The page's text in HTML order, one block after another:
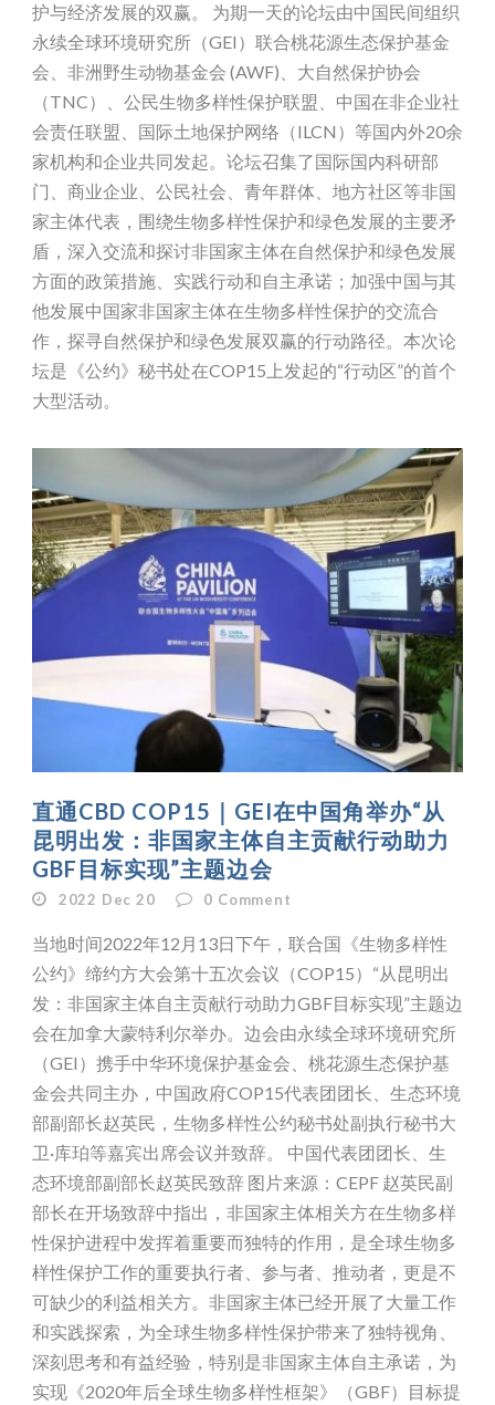
护与经济发展的双赢。 为期一天的论坛由中国民间组织
永续全球环境研究所（GEI）联合桃花源生态保护基金
会、非洲野生动物基金会 (AWF)、大自然保护协会
（TNC）、公民生物多样性保护联盟、中国在非企业社
会责任联盟、国际土地保护网络（ILCN）等国内外20余
家机构和企业共同发起。论坛召集了国际国内科研部
门、商业企业、公民社会、青年群体、地方社区等非国
家主体代表，围绕生物多样性保护和绿色发展的主要矛
盾，深入交流和探讨非国家主体在自然保护和绿色发展
方面的政策措施、实践行动和自主承诺；加强中国与其
他发展中国家非国家主体在生物多样性保护的交流合
作，探寻自然保护和绿色发展双赢的行动路径。本次论
坛是《公约》秘书处在COP15上发起的“行动区”的首个
大型活动。
直通CBD COP15｜GEI在中国角举办“从
昆明出发：非国家主体自主贡献行动助力
GBF目标实现”主题边会
2022 Dec 20 0 Comment
当地时间2022年12月13日下午，联合国《生物多样性
公约》缔约方大会第十五次会议（COP15）“从昆明出
发：非国家主体自主贡献行动助力GBF目标实现”主题边
会在加拿大蒙特利尔举办。边会由永续全球环境研究所
（GEI）携手中华环境保护基金会、桃花源生态保护基
金会共同主办，中国政府COP15代表团团长、生态环境
部副部长赵英民，生物多样性公约秘书处副执行秘书大
卫·库珀等嘉宾出席会议并致辞。 中国代表团团长、生
态环境部副部长赵英民致辞 图片来源：CEPF 赵英民副
部长在开场致辞中指出，非国家主体相关方在生物多样
性保护进程中发挥着重要而独特的作用，是全球生物多
样性保护工作的重要执行者、参与者、推动者，更是不
可缺少的利益相关方。非国家主体已经开展了大量工作
和实践探索，为全球生物多样性保护带来了独特视角、
深刻思考和有益经验，特别是非国家主体自主承诺，为
实现《2020年后全球生物多样性框架》（GBF）目标提